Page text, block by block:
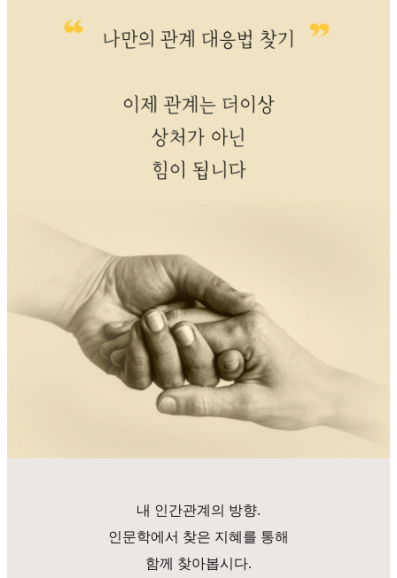
내 인간관계의 방향.
인문학에서 찾은 지혜를 통해
함께 찾아봅시다.